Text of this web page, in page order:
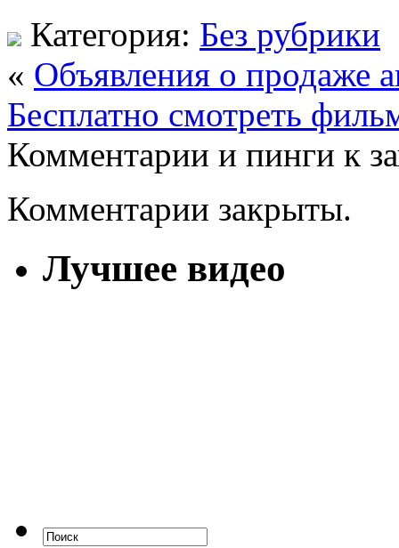
Категория: Без рубрики
« Объявления о продаже
Бесплатно смотреть
Комментарии и пинги к
Комментарии закрыты.
Лучшее видео